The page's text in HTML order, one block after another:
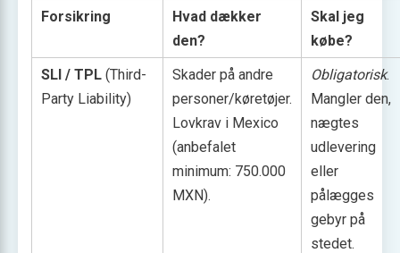
Forsikring
Hvad dækker
den?
Skal jeg
købe?
SLI / TPL (Third-
Party Liability)
Skader på andre
personer/køretøjer.
Lovkrav i Mexico
(anbefalet
minimum: 750.000
MXN).
Obligatorisk.
Mangler den,
nægtes
udlevering
eller
pålægges
gebyr på
stedet.